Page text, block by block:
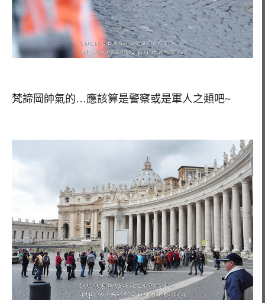
梵諦岡帥氣的…應該算是警察或是軍人之類吧~